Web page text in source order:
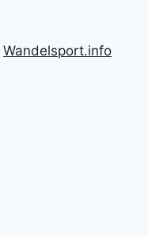
Wandelsport.info